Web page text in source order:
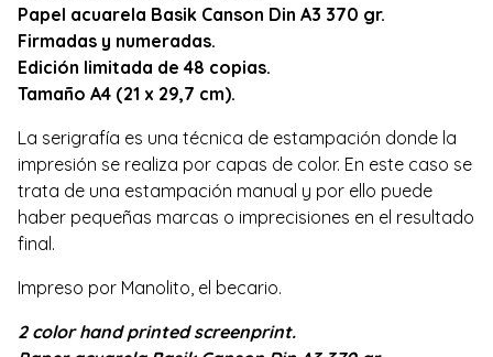
Papel acuarela Basik Canson Din A3 370 gr.
Firmadas y numeradas.
Edición limitada de 48 copias.
Tamaño A4 (21 x 29,7 cm).
La serigrafía es una técnica de estampación donde la
impresión se realiza por capas de color. En este caso se
trata de una estampación manual y por ello puede
haber pequeñas marcas o imprecisiones en el resultado
final.
Impreso por Manolito, el becario.
2 color hand printed screenprint.